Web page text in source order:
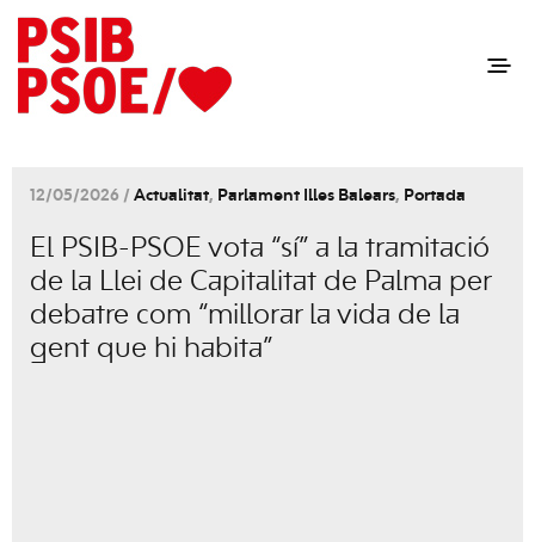
12/05/2026 / Actualitat, Parlament Illes Balears, Portada
El PSIB-PSOE vota “sí” a la tramitació
de la Llei de Capitalitat de Palma per
debatre com “millorar la vida de la
gent que hi habita”